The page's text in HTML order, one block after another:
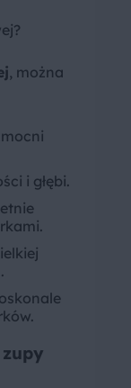
, można
i głębi.